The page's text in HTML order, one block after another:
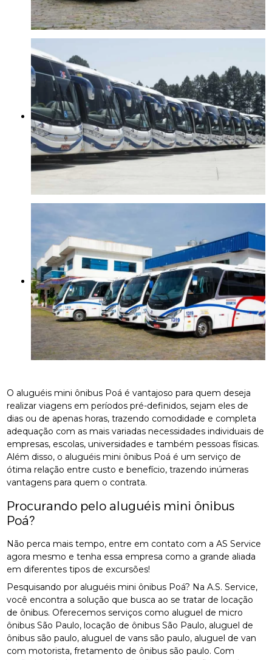
O aluguéis mini ônibus Poá é vantajoso para quem deseja
realizar viagens em períodos pré-definidos, sejam eles de
dias ou de apenas horas, trazendo comodidade e completa
adequação com as mais variadas necessidades individuais de
empresas, escolas, universidades e também pessoas físicas.
Além disso, o aluguéis mini ônibus Poá é um serviço de
ótima relação entre custo e benefício, trazendo inúmeras
vantagens para quem o contrata.
Procurando pelo aluguéis mini ônibus
Poá?
Não perca mais tempo, entre em contato com a AS Service
agora mesmo e tenha essa empresa como a grande aliada
em diferentes tipos de excursões!
Pesquisando por aluguéis mini ônibus Poá? Na A.S. Service,
você encontra a solução que busca ao se tratar de locação
de ônibus. Oferecemos serviços como aluguel de micro
ônibus São Paulo, locação de ônibus São Paulo, aluguel de
ônibus são paulo, aluguel de vans são paulo, aluguel de van
com motorista, fretamento de ônibus são paulo. Com